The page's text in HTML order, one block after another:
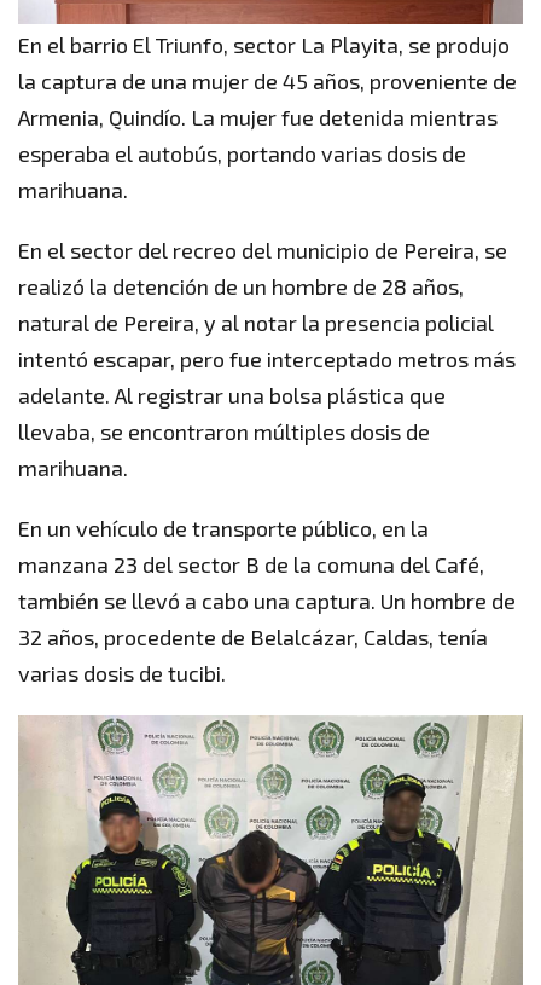
En el barrio El Triunfo, sector La Playita, se produjo
la captura de una mujer de 45 años, proveniente de
Armenia, Quindío. La mujer fue detenida mientras
esperaba el autobús, portando varias dosis de
marihuana.
En el sector del recreo del municipio de Pereira, se
realizó la detención de un hombre de 28 años,
natural de Pereira, y al notar la presencia policial
intentó escapar, pero fue interceptado metros más
adelante. Al registrar una bolsa plástica que
llevaba, se encontraron múltiples dosis de
marihuana.
En un vehículo de transporte público, en la
manzana 23 del sector B de la comuna del Café,
también se llevó a cabo una captura. Un hombre de
32 años, procedente de Belalcázar, Caldas, tenía
varias dosis de tucibi.